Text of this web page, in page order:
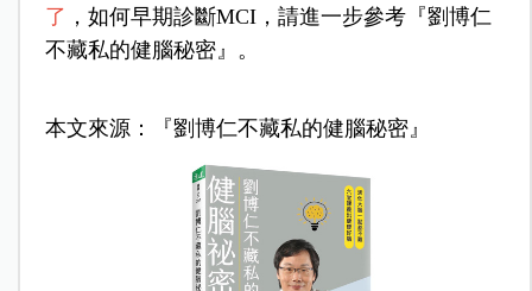
了 ，如何早期診斷MCI，請進一步參考『劉博仁
不藏私的健腦秘密』。
本文來源：『劉博仁不藏私的健腦秘密』